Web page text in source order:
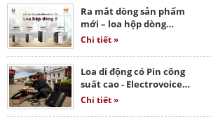
Ra mắt dòng sản phẩm
mới – loa hộp dòng…
Chi tiết »
Loa di động có Pin công
suất cao - Electrovoice…
Chi tiết »